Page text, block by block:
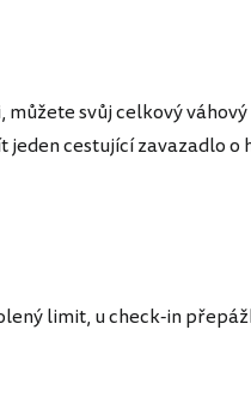
svůj celkový
cestující zavazadlo o
limit, u check-in